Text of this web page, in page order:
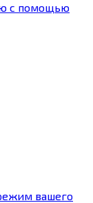
с помощью
вашего